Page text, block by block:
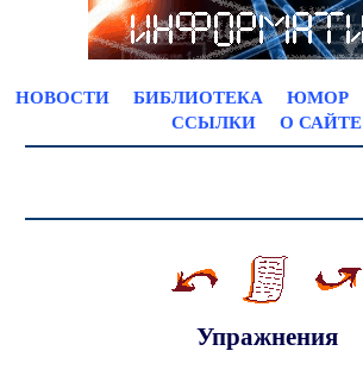
НОВОСТИ БИБЛИОТЕКА ЮМОР
ССЫЛКИ
О САЙТЕ
Упражнения